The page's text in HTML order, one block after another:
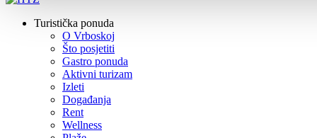
Turistička ponuda
O Vrboskoj
Što posjetiti
Gastro ponuda
Aktivni turizam
Izleti
Događanja
Rent
Wellness